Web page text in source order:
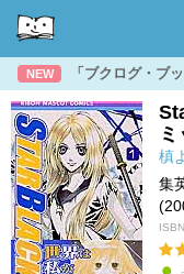
NEW 「ブクログ・ブ
槙
集